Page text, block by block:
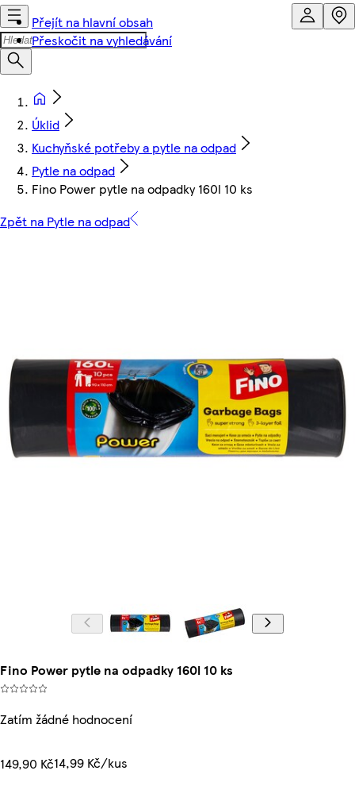
Přejít na hlavní obsah
Přeskočit na vyhledávání
Úklid
Kuchyňské potřeby a pytle na odpad
Pytle na odpad
Fino Power pytle na odpadky 160l 10 ks
Zpět na Pytle na odpad
Fino Power pytle na odpadky 160l 10 ks
Zatím žádné hodnocení
149,90 Kč14,99 Kč/kus